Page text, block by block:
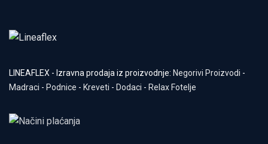
LINEAFLEX - Izravna prodaja iz proizvodnje: Negorivi Proizvodi -
Madraci - Podnice - Kreveti - Dodaci - Relax Fotelje